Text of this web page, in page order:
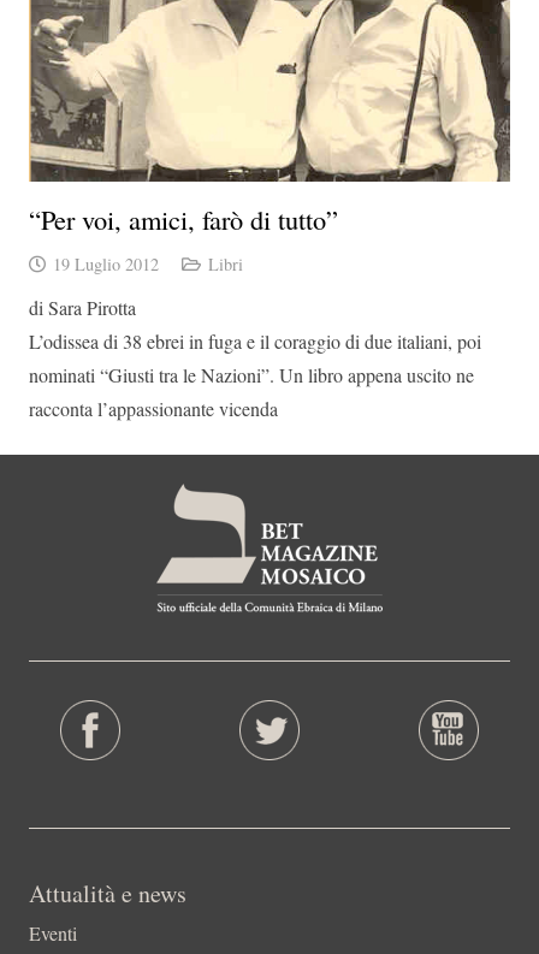
“Per voi, amici, farò di tutto”
19 Luglio 2012 Libri
di Sara Pirotta
L’odissea di 38 ebrei in fuga e il coraggio di due italiani, poi
nominati “Giusti tra le Nazioni”. Un libro appena uscito ne
racconta l’appassionante vicenda
Attualità e news
Eventi